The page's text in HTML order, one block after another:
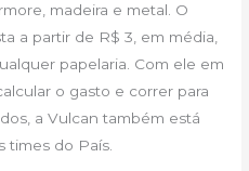
madeira e metal. O
a partir de R$ 3, em média,
papelaria. Com ele em
o gasto e correr para
a Vulcan também está
times do País.